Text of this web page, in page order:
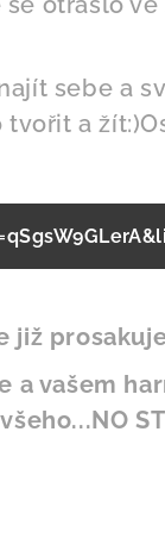
sebe a
a
již
a vašem